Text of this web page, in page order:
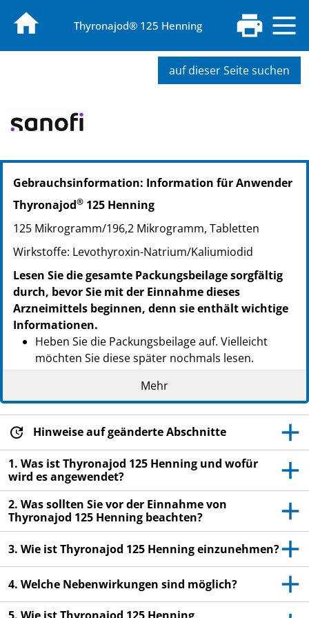
Thyronajod® 125 Henning
auf dieser Seite suchen
PZN: 06882308
PPN: 110688230892
NTIN: 04150068823083
PPN: 110688231458
NTIN: 04150068823144
Gebrauchsinformation: Information für Anwender
Thyronajod® 125 Henning
125 Mikrogramm/196,2 Mikrogramm, Tabletten
Wirkstoffe: Levothyroxin-Natrium/Kaliumiodid
Lesen Sie die gesamte Packungsbeilage sorgfältig
durch, bevor Sie mit der Einnahme dieses
Arzneimittels beginnen, denn sie enthält wichtige
Informationen.
Heben Sie die Packungsbeilage auf. Vielleicht
möchten Sie diese später nochmals lesen.
Wenn Sie weitere Fragen haben, wenden Sie sich
an Ihren Arzt oder Apotheker.
verschrieben. Geben Sie es nicht an Dritte weiter.
Es kann anderen Menschen schaden, auch wenn
diese die gleichen Beschwerden haben wie Sie.
Wenn Sie Nebenwirkungen bemerken, wenden Sie
sich an Ihren Arzt oder Apotheker. Dies gilt auch
für Nebenwirkungen, die nicht in dieser
Packungsbeilage angegeben sind. Siehe Abschnitt
Mehr
Hinweise auf geänderte Abschnitte
1. Was ist Thyronajod 125 Henning und wofür
wird es angewendet?
2. Was sollten Sie vor der Einnahme von
Thyronajod 125 Henning beachten?
3. Wie ist Thyronajod 125 Henning einzunehmen?
4. Welche Nebenwirkungen sind möglich?